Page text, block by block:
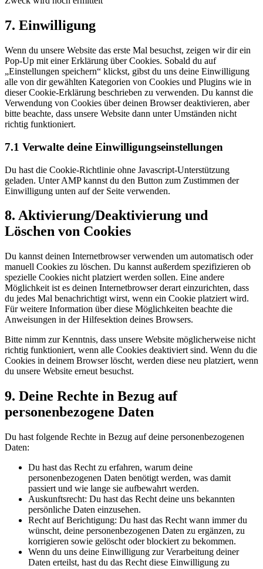
Consent
to
sonstiges
7. Einwilligung
Wenn du unsere Website das erste Mal besuchst, zeigen wir dir ein
Pop-Up mit einer Erklärung über Cookies. Sobald du auf
„Einstellungen speichern“ klickst, gibst du uns deine Einwilligung
alle von dir gewählten Kategorien von Cookies und Plugins wie in
dieser Cookie-Erklärung beschrieben zu verwenden. Du kannst die
Verwendung von Cookies über deinen Browser deaktivieren, aber
bitte beachte, dass unsere Website dann unter Umständen nicht
richtig funktioniert.
7.1 Verwalte deine Einwilligungseinstellungen
Du hast die Cookie-Richtlinie ohne Javascript-Unterstützung
geladen. Unter AMP kannst du den Button zum Zustimmen der
Einwilligung unten auf der Seite verwenden.
8. Aktivierung/Deaktivierung und
Löschen von Cookies
Du kannst deinen Internetbrowser verwenden um automatisch oder
manuell Cookies zu löschen. Du kannst außerdem spezifizieren ob
spezielle Cookies nicht platziert werden sollen. Eine andere
Möglichkeit ist es deinen Internetbrowser derart einzurichten, dass
du jedes Mal benachrichtigt wirst, wenn ein Cookie platziert wird.
Für weitere Information über diese Möglichkeiten beachte die
Anweisungen in der Hilfesektion deines Browsers.
Bitte nimm zur Kenntnis, dass unsere Website möglicherweise nicht
richtig funktioniert, wenn alle Cookies deaktiviert sind. Wenn du die
Cookies in deinem Browser löscht, werden diese neu platziert, wenn
du unsere Website erneut besuchst.
9. Deine Rechte in Bezug auf
personenbezogene Daten
Du hast folgende Rechte in Bezug auf deine personenbezogenen
Daten:
Du hast das Recht zu erfahren, warum deine
personenbezogenen Daten benötigt werden, was damit
passiert und wie lange sie aufbewahrt werden.
Auskunftsrecht: Du hast das Recht deine uns bekannten
persönliche Daten einzusehen.
Recht auf Berichtigung: Du hast das Recht wann immer du
wünscht, deine personenbezogenen Daten zu ergänzen, zu
korrigieren sowie gelöscht oder blockiert zu bekommen.
Wenn du uns deine Einwilligung zur Verarbeitung deiner
Daten erteilst, hast du das Recht diese Einwilligung zu